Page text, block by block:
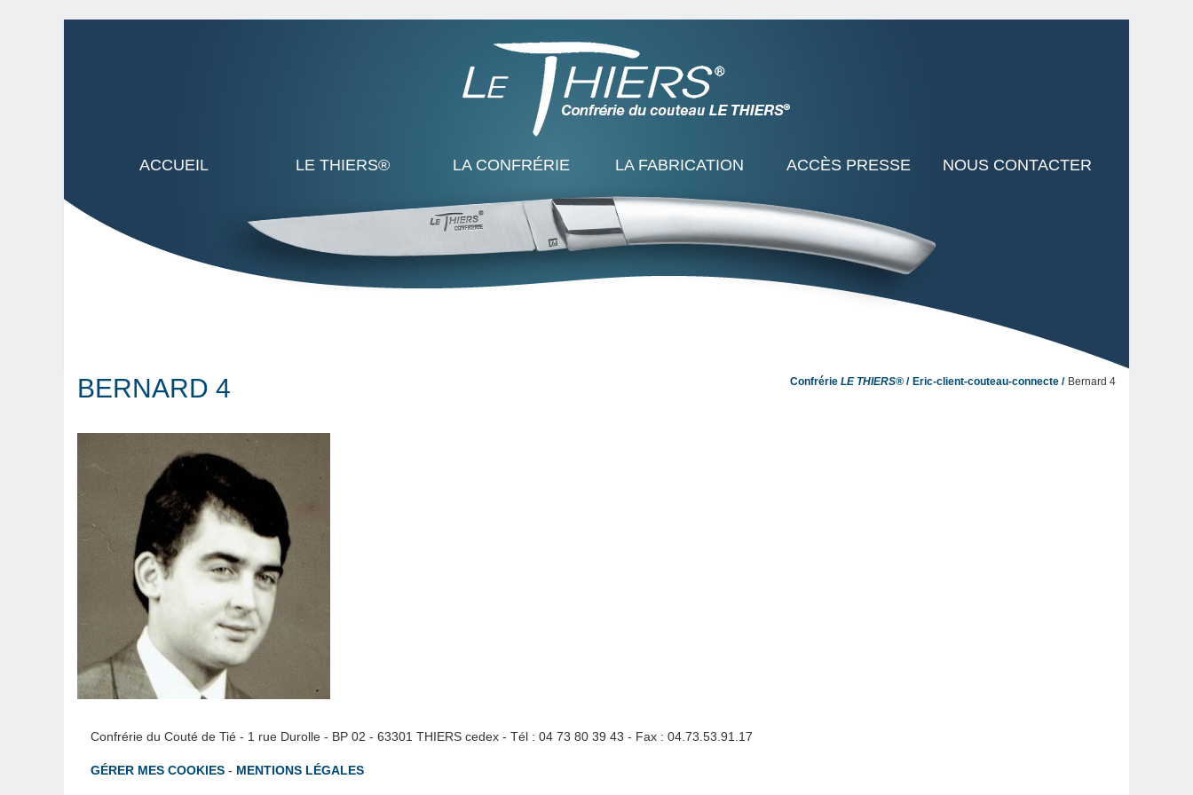
ACCUEIL LE THIERS® LA CONFRÉRIE LA FABRICATION ACCÈS PRESSE NOUS CONTACTER
BERNARD 4 Confrérie LE THIERS® Eric-client-couteau-connecte Bernard 4
Confrérie du Couté de Tié - 1 rue Durolle - BP 02 - 63301 THIERS cedex - Tél : 04 73 80 39 43 - Fax : 04.73.53.91.17
GÉRER MES COOKIES - MENTIONS LÉGALES